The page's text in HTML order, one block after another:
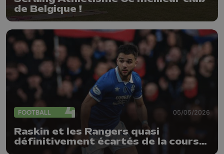
de Belgique !
FOOTBALL 05/05/2026
Raskin et les Rangers quasi
définitivement écartés de la course